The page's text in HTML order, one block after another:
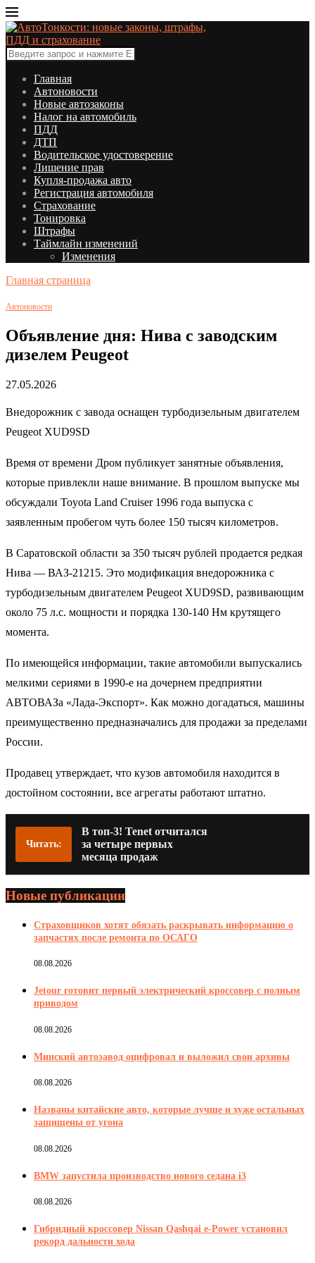
Главная
Автоновости
Новые автозаконы
Налог на автомобиль
ПДД
ДТП
Водительское удостоверение
Лишение прав
Купля-продажа авто
Регистрация автомобиля
Страхование
Тонировка
Штрафы
Таймлайн изменений
Изменения
Главная страница
Автоновости
Объявление дня: Нива с заводским
дизелем Peugeot
27.05.2026
Внедорожник с завода оснащен турбодизельным двигателем
Peugeot XUD9SD
Время от времени Дром публикует занятные объявления,
которые привлекли наше внимание. В прошлом выпуске мы
обсуждали Toyota Land Cruiser 1996 года выпуска с
заявленным пробегом чуть более 150 тысяч километров.
В Саратовской области за 350 тысяч рублей продается редкая
Нива — ВАЗ-21215. Это модификация внедорожника с
турбодизельным двигателем Peugeot XUD9SD, развивающим
около 75 л.с. мощности и порядка 130-140 Нм крутящего
момента.
По имеющейся информации, такие автомобили выпускались
мелкими сериями в 1990-е на дочернем предприятии
АВТОВАЗа «Лада-Экспорт». Как можно догадаться, машины
преимущественно предназначались для продажи за пределами
России.
Продавец утверждает, что кузов автомобиля находится в
достойном состоянии, все агрегаты работают штатно.
Читать:
В топ-3! Tenet отчитался
за четыре первых
месяца продаж
Новые публикации
Страховщиков хотят обязать раскрывать информацию о
запчастях после ремонта по ОСАГО
08.08.2026
Jetour готовит первый электрический кроссовер с полным
приводом
08.08.2026
Минский автозавод оцифровал и выложил свои архивы
08.08.2026
Названы китайские авто, которые лучше и хуже остальных
защищены от угона
08.08.2026
BMW запустила производство нового седана i3
08.08.2026
Гибридный кроссовер Nissan Qashqai e-Power установил
рекорд дальности хода